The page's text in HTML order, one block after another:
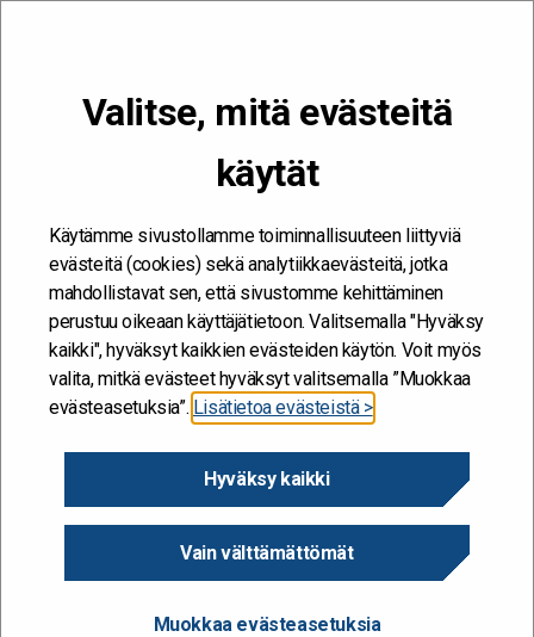
Valitse, mitä evästeitä
käytät
Käytämme sivustollamme toiminnallisuuteen liittyviä
evästeitä (cookies) sekä analytiikkaevästeitä, jotka
mahdollistavat sen, että sivustomme kehittäminen
perustuu oikeaan käyttäjätietoon. Valitsemalla "Hyväksy
kaikki", hyväksyt kaikkien evästeiden käytön. Voit myös
valita, mitkä evästeet hyväksyt valitsemalla ”Muokkaa
evästeasetuksia”. Lisätietoa evästeistä >
Hyväksy kaikki
Vain välttämättömät
Muokkaa evästeasetuksia
Kehitän ja kehityn #töissäSuomelle
Uudistamo -toimintakulttuurin muutoshanke
Uudistamo -
toimintakulttuurin
muutoshanke Uudenmaan
ELY:ssä
Hanke alkaa / päättyy
11.8.2015 - 31.5.2016